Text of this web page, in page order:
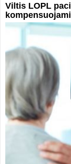
Viltis LOPL